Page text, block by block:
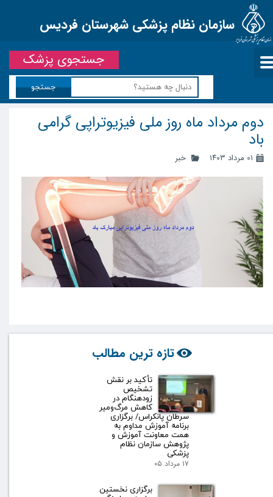
سازمان نظام پزشکی شهرستان فردیس
جستجو
جستجوی پزشک
دوم مرداد ماه روز ملی فیزیوتراپی گرامی
باد
۰۱ مرداد ۱۴۰۳ خبر
تازه ترین مطالب
تأکید بر نقش
تشخیص
زودهنگام در
کاهش مرگ‌ومیر
سرطان پانکراس/ برگزاری
برنامه آموزش مداوم به
همت معاونت آموزش و
پژوهش سازمان نظام
پزشکی
۱۷ مرداد ۰۵
برگزاری نخستین